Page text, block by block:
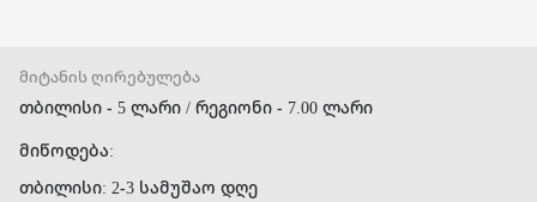
მიტანის ღირებულება
თბილისი - 5 ლარი / რეგიონი - 7.00 ლარი
მიწოდება:
თბილისი: 2-3 სამუშაო დღე